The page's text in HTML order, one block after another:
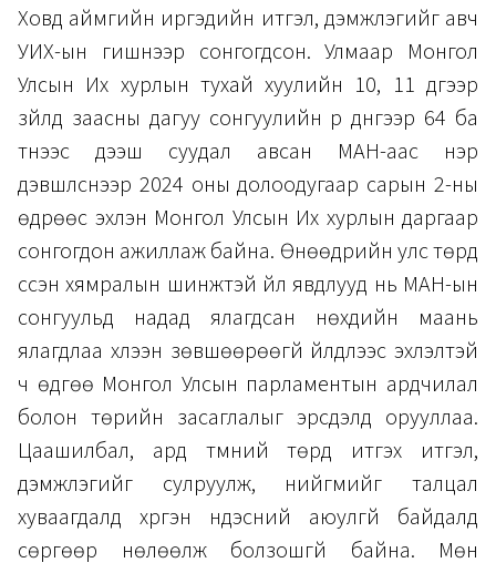
Ховд аймгийн иргэдийн итгэл, дэмжлэгийг авч
УИХ-ын гишүүнээр сонгогдсон. Улмаар Монгол
Улсын Их хурлын тухай хуулийн 10, 11 дүгээр
зүйлд заасны дагуу сонгуулийн үр дүнгээр 64 ба
түүнээс дээш суудал авсан МАН-аас нэр
дэвшүүлснээр 2024 оны долоодугаар сарын 2-ны
өдрөөс эхлэн Монгол Улсын Их хурлын даргаар
сонгогдон ажиллаж байна. Өнөөдрийн улс төрд
үүссэн хямралын шинжтэй үйл явдлууд нь МАН-ын
сонгуульд надад ялагдсан нөхдийн маань
ялагдлаа хүлээн зөвшөөрөөгүй үйлдлээс эхлэлтэй
ч өдгөө Монгол Улсын парламентын ардчилал
болон төрийн засаглалыг эрсдэлд орууллаа.
Цаашилбал, ард түмний төрд итгэх итгэл,
дэмжлэгийг сулруулж, нийгмийг талцал
хуваагдалд хүргэн үндэсний аюулгүй байдалд
сөргөөр нөлөөлж болзошгүй байна. Мөн